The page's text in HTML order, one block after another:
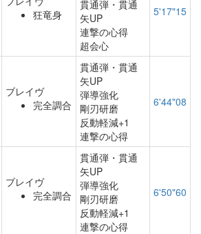
狂竜身
貫通弾・貫通
矢UP
連撃の心得
超会心
5'17"15
ブレイヴ
完全調合
貫通弾・貫通
矢UP
弾導強化
剛刃研磨
反動軽減+1
連撃の心得
6'44"08
ブレイヴ
完全調合
貫通弾・貫通
矢UP
弾導強化
剛刃研磨
反動軽減+1
連撃の心得
6'50"60